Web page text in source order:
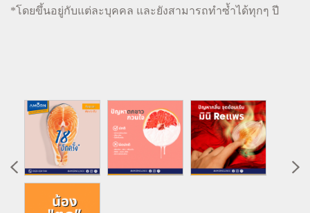
*โดยขึ้นอยู่กับแต่ละบุคคล และยังสามารถทำซ้ำได้ทุกๆ ปี